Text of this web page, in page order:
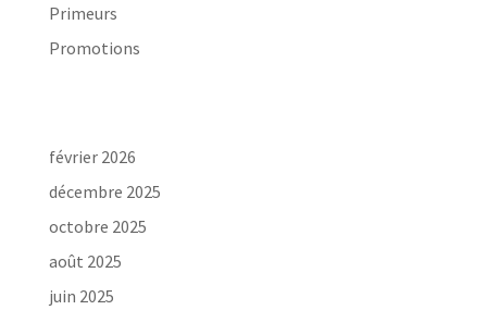
Primeurs
Promotions
février 2026
décembre 2025
octobre 2025
août 2025
juin 2025